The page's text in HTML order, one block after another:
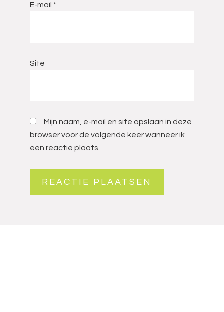
E-mail *
Site
Mijn naam, e-mail en site opslaan in deze
browser voor de volgende keer wanneer ik
een reactie plaats.